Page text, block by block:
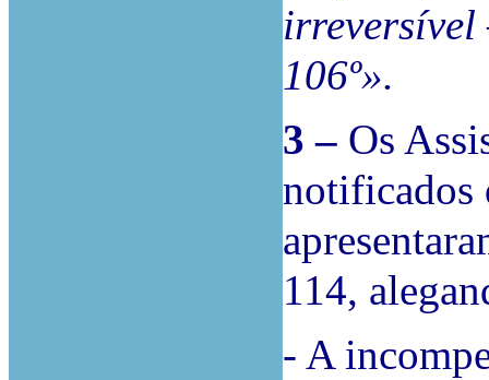
irreversível
106º».
3 – Os
notificados
114,
- A